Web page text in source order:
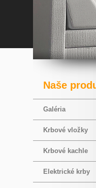
Naše
Galéria
Krbové vložky
Krbové kachle
Elektrické krby